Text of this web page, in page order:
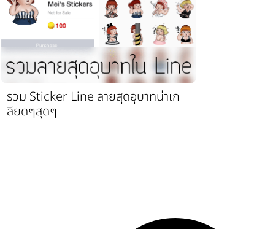
รวม Sticker Line ลายสุดอุบาทน่าเก
ลียดๆสุดๆ